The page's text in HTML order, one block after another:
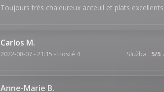
Toujours très chaleureux acceuil et plats
Carlos M
2022-08-07- 21:15 - Hosté 4 Služba : 5/5
Anne-Marie B